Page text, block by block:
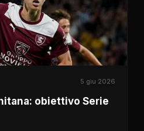
5 giu 2026
obiettivo Serie